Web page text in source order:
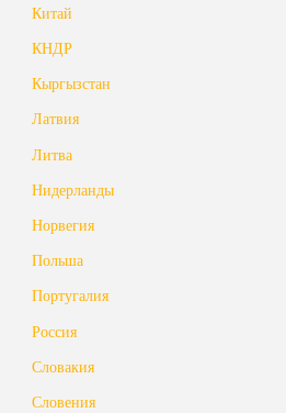
Китай
КНДР
Кыргызстан
Латвия
Литва
Нидерланды
Норвегия
Польша
Португалия
Россия
Словакия
Словения